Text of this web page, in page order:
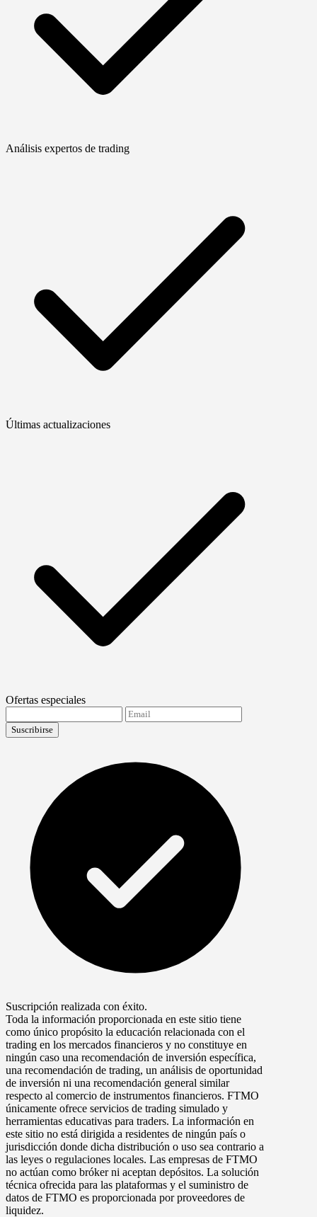
Análisis expertos de trading
Últimas actualizaciones
Ofertas especiales
Suscribirse
Suscripción realizada con éxito.
Toda la información proporcionada en este sitio tiene
como único propósito la educación relacionada con el
trading en los mercados financieros y no constituye en
ningún caso una recomendación de inversión específica,
una recomendación de trading, un análisis de oportunidad
de inversión ni una recomendación general similar
respecto al comercio de instrumentos financieros. FTMO
únicamente ofrece servicios de trading simulado y
herramientas educativas para traders. La información en
este sitio no está dirigida a residentes de ningún país o
jurisdicción donde dicha distribución o uso sea contrario a
las leyes o regulaciones locales. Las empresas de FTMO
no actúan como bróker ni aceptan depósitos. La solución
técnica ofrecida para las plataformas y el suministro de
datos de FTMO es proporcionada por proveedores de
liquidez.